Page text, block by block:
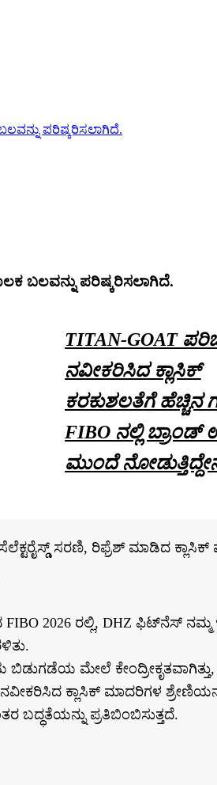
ಪರಿಷ್ಕರಿಸಲಾಗಿದೆ.
ಬಲವನ್ನು ಪರಿಷ್ಕರಿಸಲಾಗಿದೆ.
TITAN-GOAT
ನವೀಕರಿಸಿದ ಕ್ಲಾಸಿಕ್
ಕರಕುಶಲತೆಗೆ ಹೆಚ್ಚಿನ
FIBO ನಲ್ಲಿ ಬ್ರಾಂಡ್
ಮುಂದೆ
ಸೆಲೆಕ್ಟರೈಸ್ಡ್ ಸರಣಿ, ರಿಫ್ರೆಶ್ ಮಾಡಿದ
2026 ರಲ್ಲಿ, DHZ ಫಿಟ್‌ನೆಸ್ ನಮ್ಮ
ಮೇಲೆ
ಕ್ಲಾಸಿಕ್ ಮಾದರಿಗಳ ಶ್ರೇಣಿಯನ್ನು
ಬದ್ಧತೆಯನ್ನು ಪ್ರತಿಬಿಂಬಿಸುತ್ತದೆ.